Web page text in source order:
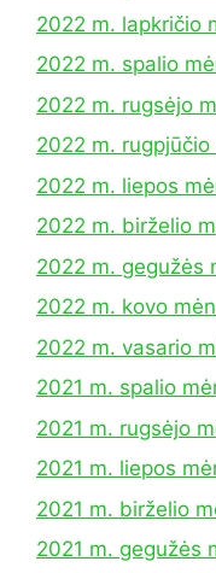
2022 m. lapkričio
2022 m. spalio
2022 m. rugsėjo
2022 m. rugpjūčio
2022 m. liepos
2022 m. birželio
2022 m. gegužės
2022 m. kovo
2022 m. vasario
2021 m. spalio
2021 m. rugsėjo
2021 m. liepos
2021 m. birželio
2021 m. gegužės